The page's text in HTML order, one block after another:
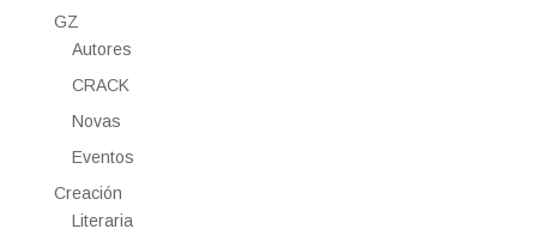
GZ
Autores
CRACK
Novas
Eventos
Creación
Literaria